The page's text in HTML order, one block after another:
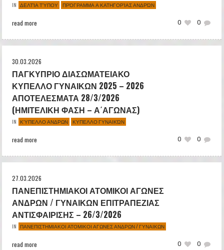
IN ΔΕΛΤΊΑ ΤΎΠΟΥ ΠΡΌΓΡΑΜΜΑ Α ΚΑΤΗΓΟΡΊΑΣ ΑΝΔΡΏΝ
0
0
read more
30.03.2026
ΠΑΓΚΥΠΡΙΟ ΔΙΑΣΩΜΑΤΕΙΑΚΟ
ΚΥΠΕΛΛΟ ΓΥΝΑΙΚΩΝ 2025 – 2026
ΑΠΟΤΕΛΕΣΜΑΤΑ 28/3/2026
(ΗΜΙΤΕΛΙΚΗ ΦΑΣΗ – Α΄ΑΓΩΝΑΣ)
IN ΚΎΠΕΛΛΟ ΑΝΔΡΩΝ ΚΥΠΕΛΛΟ ΓΥΝΑΙΚΏΝ
0
0
read more
27.03.2026
ΠΑΝΕΠΙΣΤΗΜΙΑΚΟΙ ΑΤΟΜΙΚΟΙ ΑΓΩΝΕΣ
ΑΝΔΡΩΝ / ΓΥΝΑΙΚΩΝ ΕΠΙΤΡΑΠΕΖΙΑΣ
ΑΝΤΙΣΦΑΙΡΙΣΗΣ – 26/3/2026
IN ΠΑΝΕΠΙΣΤΗΜΙΑΚΟΙ ΑΤΟΜΙΚΟΙ ΑΓΩΝΕΣ ΑΝΔΡΩΝ / ΓΥΝΑΙΚΩΝ
0
0
read more